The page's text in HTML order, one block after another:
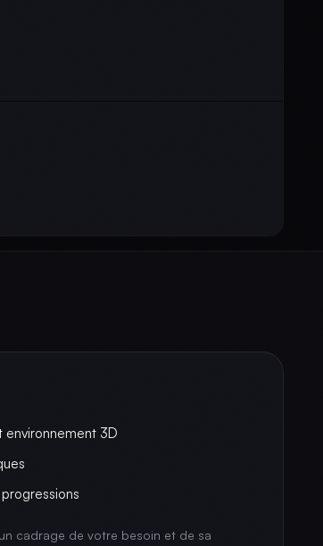
3D
cadrage de votre besoin et de sa